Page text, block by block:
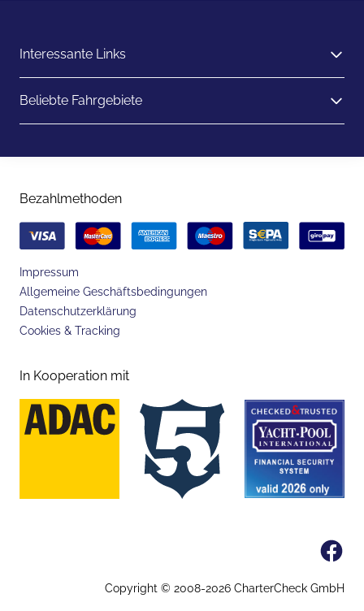
Interessante Links
Beliebte Fahrgebiete
Bezahlmethoden
Impressum
Allgemeine Geschäftsbedingungen
Datenschutzerklärung
Cookies & Tracking
In Kooperation mit
Copyright © 2008-2026 CharterCheck GmbH